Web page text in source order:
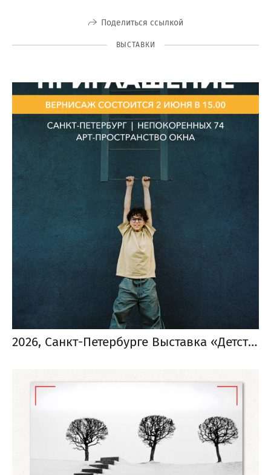
Поделиться ссылкой
ВЫСТАВКИ
2026, Санкт-Петербурге Выставка «Детство»